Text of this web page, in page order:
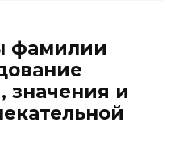
фамилии
значения и